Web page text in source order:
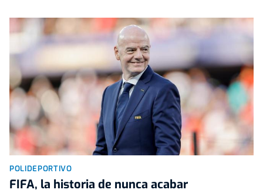
POLIDEPORTIVO
FIFA, la historia de nunca acabar